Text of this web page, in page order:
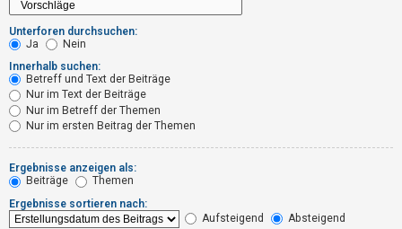
U
n
b
e
a
n
t
w
o
r
Unterforen durchsuchen:
Ja
Nein
Innerhalb suchen:
Betreff und Text der Beiträge
Nur im Text der Beiträge
Nur im Betreff der Themen
Nur im ersten Beitrag der Themen
Ergebnisse anzeigen als:
Beiträge
Themen
Ergebnisse sortieren nach:
Aufsteigend
Absteigend